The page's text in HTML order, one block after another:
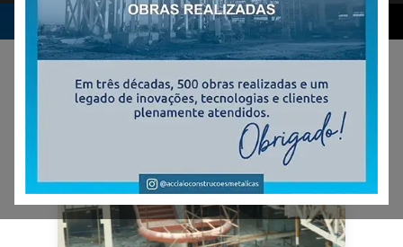
Escadas e Mezaninos
Método Engenharia / Aché Laboratórios
Farmacêuticos S/A
Obra: Complementação de projeto, fornecimento e montagem de
escadas metálicas tipo inclinada com patamares e arremate